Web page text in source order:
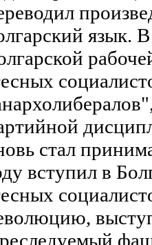
язык.
стал
вступил в